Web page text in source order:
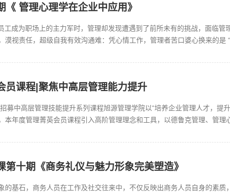
《 管理心理学在企业中应用》
工成为职场上的主力军时，管理却发现遭遇到了前所未有的挑战，面临管
漠视责任，超级自我有效沟通难：凭心情工作，管理者苦口婆心换来的是 “
员课程|聚焦中高层管理能力提升
募中高层管理技能提升系列课程旭源管理学院以“培养企业管理人才，提
本年度管理菁英会员课程引入高阶管理理念和工具，以德鲁克管理、管理
第十期《商务礼仪与魅力形象完美塑造》
的基石，商务人员在工作及社交往来中，不仅反映出商务人员自身的素质